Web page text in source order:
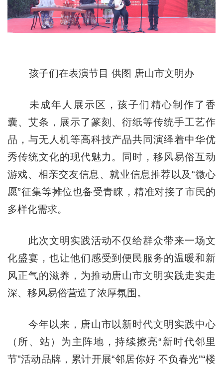
孩子们在表演节目 供图 唐山市文明办
未成年人展示区，孩子们精心制作了香
囊、艾条，展示了篆刻、衍纸等传统手工艺作
品，与无人机等高科技产品共同演绎着中华优
秀传统文化的现代魅力。同时，移风易俗互动
游戏、相亲交友信息、就业信息推荐以及“微心
愿”征集等摊位也备受青睐，精准对接了市民的
多样化需求。
此次文明实践活动不仅给群众带来一场文
化盛宴，也让他们感受到便民服务的温暖和新
风正气的滋养，为推动唐山市文明实践走实走
深、移风易俗营造了浓厚氛围。
今年以来，唐山市以新时代文明实践中心
（所、站）为主阵地，持续擦亮“新时代邻里
节”活动品牌，累计开展“邻居你好 不负春光”“楼